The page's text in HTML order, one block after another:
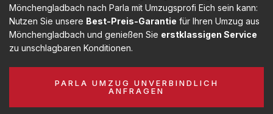
Mönchengladbach nach Parla mit Umzugsprofi Eich sein kann:
Nutzen Sie unsere Best-Preis-Garantie für Ihren Umzug aus
Mönchengladbach und genießen Sie erstklassigen Service
zu unschlagbaren Konditionen.
PARLA UMZUG UNVERBINDLICH
ANFRAGEN